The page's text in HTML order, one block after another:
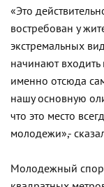
«Это
востребован у
экстремальных
начинают
именно отсюда
нашу основную
что это место
молодежи»,-
Молодежный